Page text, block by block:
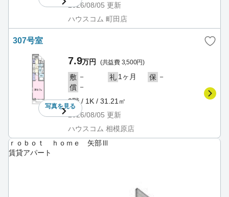
2026/08/05 更新
ハウスコム 町田店
307号室
写真を見る
7.9万円 (共益費 3,500円)
敷 － 礼 1ヶ月 保 －
償 －
3階 / 1K / 31.21㎡
2026/08/05 更新
ハウスコム 相模原店
ｒｏｂｏｔ ｈｏｍｅ 矢部Ⅲ
賃貸アパート